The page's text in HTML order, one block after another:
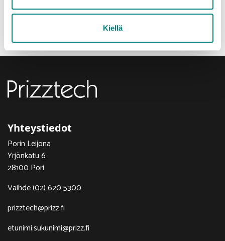
Kiellä
Yhteystiedot
Porin Leijona
Yrjönkatu 6
28100 Pori
Vaihde (02) 620 5300
prizztech@prizz.fi
etunimi.sukunimi@prizz.fi